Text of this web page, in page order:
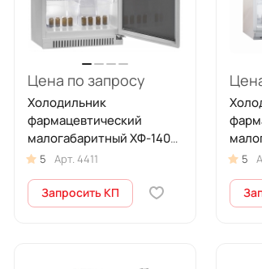
Цена по запросу
Холодильник
фармацевтический
малогабаритный ХФ-140-
1(ТС) с тонированной
5 Арт. 4411
Запросить КП
5